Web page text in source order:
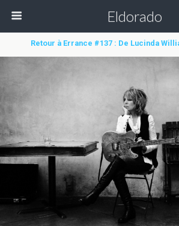
Eldorado
Retour à Errance #137 : De Lucinda